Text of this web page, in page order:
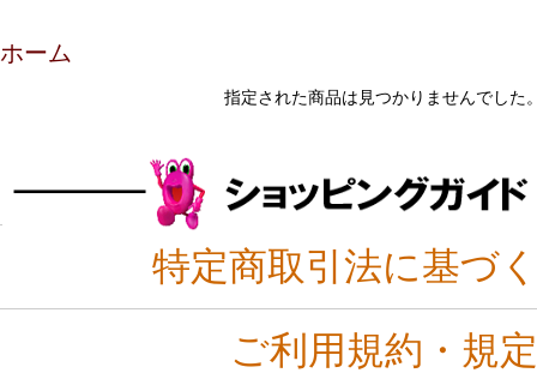
ホーム
指定された商品は見つかりませんでした
特定商取引法に基づ
ご利用規約・規定